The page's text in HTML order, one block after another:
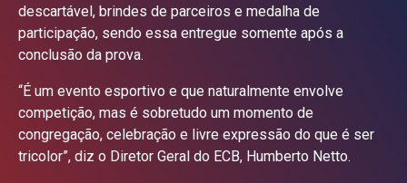
descartável, brindes de parceiros e medalha de
participação, sendo essa entregue somente após a
conclusão da prova.
“É um evento esportivo e que naturalmente envolve
competição, mas é sobretudo um momento de
congregação, celebração e livre expressão do que é ser
tricolor”, diz o Diretor Geral do ECB, Humberto Netto.